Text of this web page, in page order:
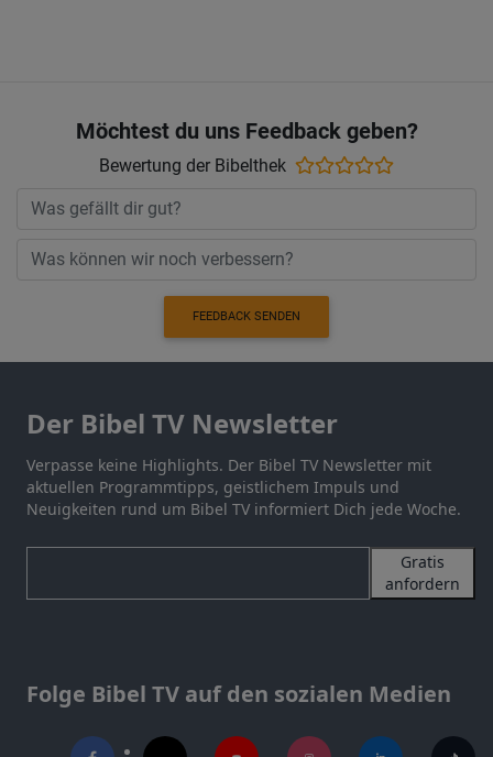
Möchtest du uns Feedback geben?
Bewertung der Bibelthek
FEEDBACK SENDEN
Der Bibel TV Newsletter
Verpasse keine Highlights. Der Bibel TV Newsletter mit
aktuellen Programmtipps, geistlichem Impuls und
Neuigkeiten rund um Bibel TV informiert Dich jede Woche.
Gratis
anfordern
Folge Bibel TV auf den sozialen Medien